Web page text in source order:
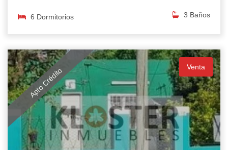
6 Dormitorios 3 Baños
Apto Crédito Venta